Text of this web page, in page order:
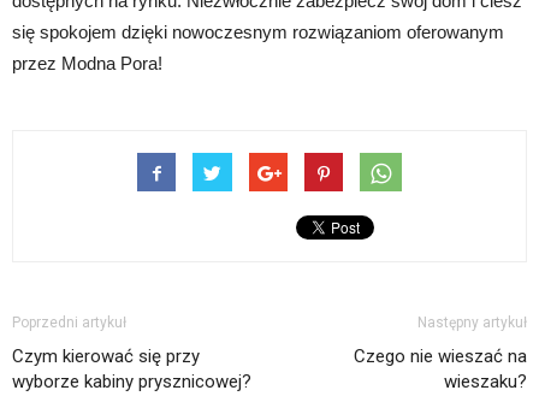
się spokojem dzięki nowoczesnym rozwiązaniom oferowanym
przez Modna Pora!
Poprzedni artykuł
Czym kierować się przy
wyborze kabiny prysznicowej?
Następny artykuł
Czego nie wieszać na
wieszaku?